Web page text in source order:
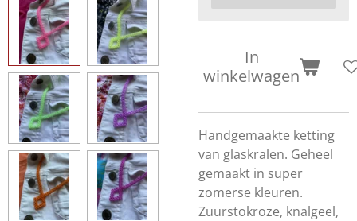
In
winkelwagen
Handgemaakte ketting
van glaskralen. Geheel
gemaakt in super
zomerse kleuren.
Zuurstokroze, knalgeel,